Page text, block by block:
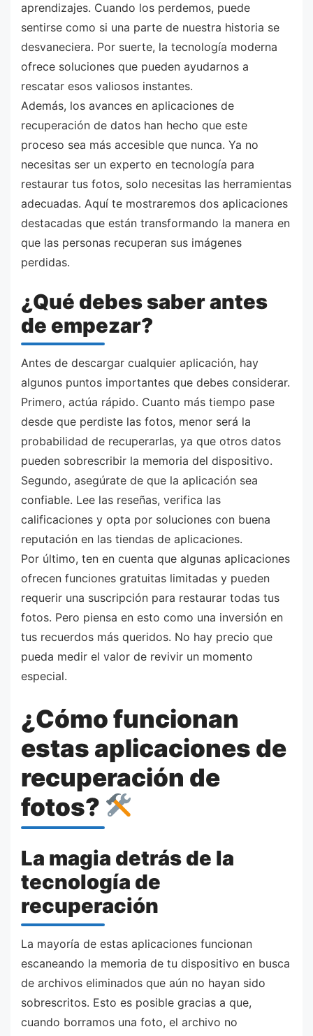
aprendizajes. Cuando los perdemos, puede
sentirse como si una parte de nuestra historia se
desvaneciera. Por suerte, la tecnología moderna
ofrece soluciones que pueden ayudarnos a
rescatar esos valiosos instantes.
Además, los avances en aplicaciones de
recuperación de datos han hecho que este
proceso sea más accesible que nunca. Ya no
necesitas ser un experto en tecnología para
restaurar tus fotos, solo necesitas las herramientas
adecuadas. Aquí te mostraremos dos aplicaciones
destacadas que están transformando la manera en
que las personas recuperan sus imágenes
perdidas.
¿Qué debes saber antes
de empezar?
Antes de descargar cualquier aplicación, hay
algunos puntos importantes que debes considerar.
Primero, actúa rápido. Cuanto más tiempo pase
desde que perdiste las fotos, menor será la
probabilidad de recuperarlas, ya que otros datos
pueden sobrescribir la memoria del dispositivo.
Segundo, asegúrate de que la aplicación sea
confiable. Lee las reseñas, verifica las
calificaciones y opta por soluciones con buena
reputación en las tiendas de aplicaciones.
Por último, ten en cuenta que algunas aplicaciones
ofrecen funciones gratuitas limitadas y pueden
requerir una suscripción para restaurar todas tus
fotos. Pero piensa en esto como una inversión en
tus recuerdos más queridos. No hay precio que
pueda medir el valor de revivir un momento
especial.
¿Cómo funcionan
estas aplicaciones de
recuperación de
fotos?
La magia detrás de la
tecnología de
recuperación
La mayoría de estas aplicaciones funcionan
escaneando la memoria de tu dispositivo en busca
de archivos eliminados que aún no hayan sido
sobrescritos. Esto es posible gracias a que,
cuando borramos una foto, el archivo no